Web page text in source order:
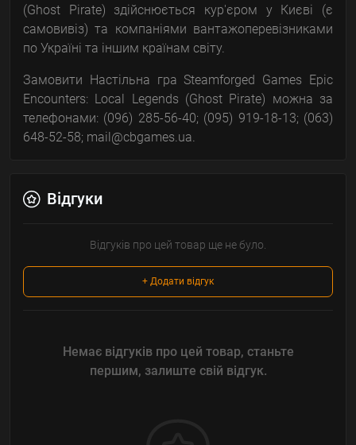
(Ghost Pirate) здійснюється кур'єром у Києві (є
самовивіз) та компаніями вантажоперевізниками
по Україні та іншим країнам світу.
Замовити Настільна гра Steamforged Games Epic
Encounters: Local Legends (Ghost Pirate) можна за
телефонами: (096) 285-56-40; (095) 919-18-13; (063)
648-52-58; mail@cbgames.ua.
Відгуки
Відгуків про цей товар ще не було.
+ Додати відгук
Немає відгуків про цей товар, станьте
першим, залиште свій відгук.